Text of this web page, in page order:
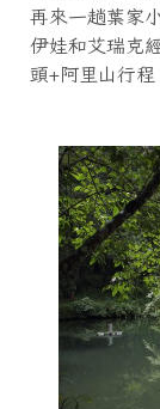
再來一趟葉家
伊娃和艾瑞克
頭+阿里山行程